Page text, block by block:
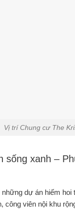
Vị trí Chung cư The
sống xanh –
dự án hiếm hoi
công viên nội khu